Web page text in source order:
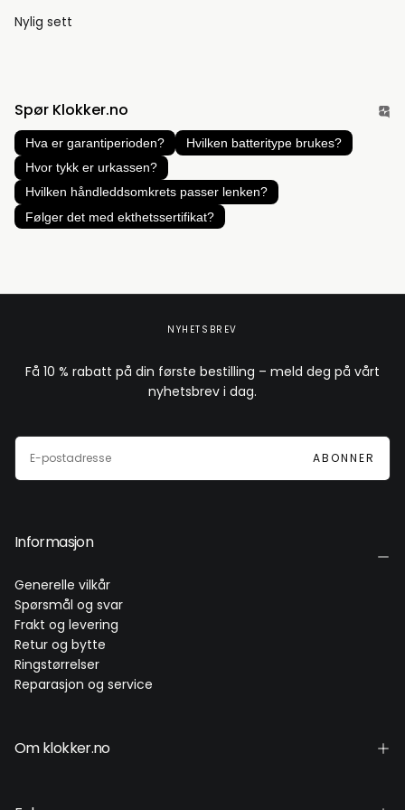
Nylig sett
Spør Klokker.no
Hva er garantiperioden?
Hvilken batteritype brukes?
Hvor tykk er urkassen?
Hvilken håndleddsomkrets passer lenken?
Følger det med ekthetssertifikat?
NYHETSBREV
Få 10 % rabatt på din første bestilling – meld deg på vårt
nyhetsbrev i dag.
E-
POST
ABONNER
Informasjon
Generelle vilkår
Spørsmål og svar
Frakt og levering
Retur og bytte
Ringstørrelser
Reparasjon og service
Om klokker.no